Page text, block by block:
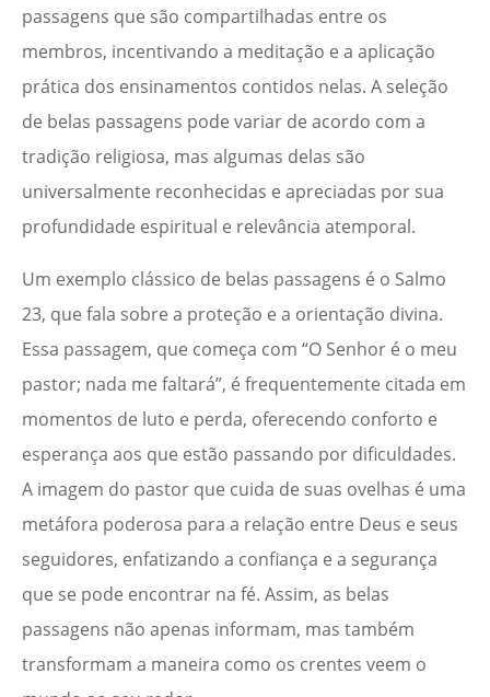
passagens que são compartilhadas entre os
membros, incentivando a meditação e a aplicação
prática dos ensinamentos contidos nelas. A seleção
de belas passagens pode variar de acordo com a
tradição religiosa, mas algumas delas são
universalmente reconhecidas e apreciadas por sua
profundidade espiritual e relevância atemporal.
Um exemplo clássico de belas passagens é o Salmo
23, que fala sobre a proteção e a orientação divina.
Essa passagem, que começa com “O Senhor é o meu
pastor; nada me faltará”, é frequentemente citada em
momentos de luto e perda, oferecendo conforto e
esperança aos que estão passando por dificuldades.
A imagem do pastor que cuida de suas ovelhas é uma
metáfora poderosa para a relação entre Deus e seus
seguidores, enfatizando a confiança e a segurança
que se pode encontrar na fé. Assim, as belas
passagens não apenas informam, mas também
transformam a maneira como os crentes veem o